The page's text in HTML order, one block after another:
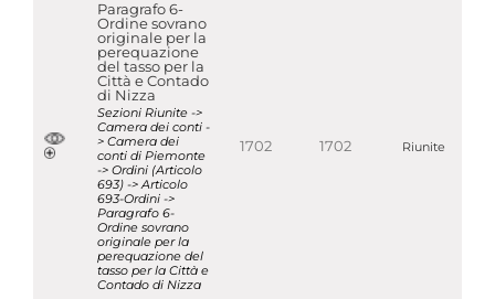
Paragrafo 6-
Ordine sovrano
originale per la
perequazione
del tasso per la
Città e Contado
di Nizza
Sezioni Riunite ->
Camera dei conti -
> Camera dei
conti di Piemonte
-> Ordini (Articolo
693) -> Articolo
693-Ordini ->
Paragrafo 6-
Ordine sovrano
originale per la
perequazione del
tasso per la Città e
Contado di Nizza
1702 1702 Riunite